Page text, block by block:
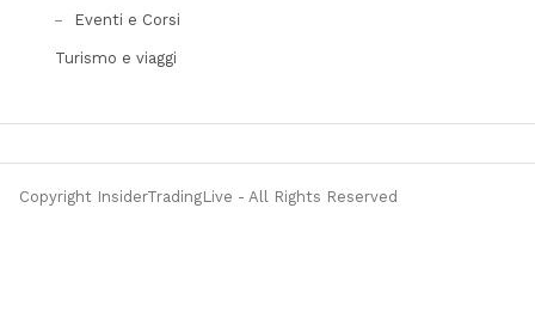
Eventi e Corsi
Turismo e viaggi
Copyright InsiderTradingLive - All Rights Reserved